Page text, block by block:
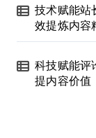
技术赋能站
效提炼内容
科技赋能评
提内容价值